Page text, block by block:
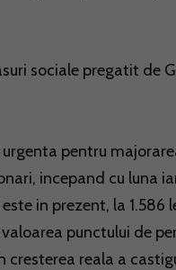
sociale pregatit de
pentru
incepand cu luna
in prezent, la
punctului de
cresterea reala a